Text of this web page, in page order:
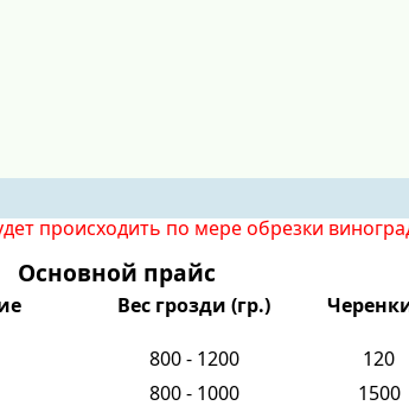
происходить по мере обрезки
Основной прайс
Вес грозди (гр.)
800 - 1200 120
800 - 1000 1500